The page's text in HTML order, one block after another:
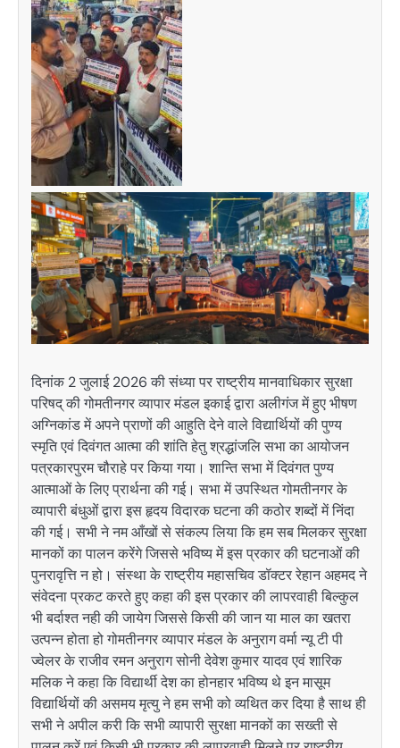
दिनांक 2 जुलाई 2026 की संध्या पर राष्ट्रीय मानवाधिकार सुरक्षा
परिषद् की गोमतीनगर व्यापार मंडल इकाई द्वारा अलीगंज में हुए भीषण
अग्निकांड में अपने प्राणों की आहुति देने वाले विद्यार्थियों की पुण्य
स्मृति एवं दिवंगत आत्मा की शांति हेतु श्रद्धांजलि सभा का आयोजन
पत्रकारपुरम चौराहे पर किया गया। शान्ति सभा में दिवंगत पुण्य
आत्माओं के लिए प्रार्थना की गई। सभा में उपस्थित गोमतीनगर के
व्यापारी बंधुओं द्वारा इस हृदय विदारक घटना की कठोर शब्दों में निंदा
की गई। सभी ने नम आँखों से संकल्प लिया कि हम सब मिलकर सुरक्षा
मानकों का पालन करेंगे जिससे भविष्य में इस प्रकार की घटनाओं की
पुनरावृत्ति न हो। संस्था के राष्ट्रीय महासचिव डॉक्टर रेहान अहमद ने
संवेदना प्रकट करते हुए कहा की इस प्रकार की लापरवाही बिल्कुल
भी बर्दाश्त नही की जायेग जिससे किसी की जान या माल का खतरा
उत्पन्न होता हो गोमतीनगर व्यापार मंडल के अनुराग वर्मा न्यू टी पी
ज्वेलर के राजीव रमन अनुराग सोनी देवेश कुमार यादव एवं शारिक
मलिक ने कहा कि विद्यार्थी देश का होनहार भविष्य थे इन मासूम
विद्यार्थियों की असमय मृत्यु ने हम सभी को व्यथित कर दिया है साथ ही
सभी ने अपील करी कि सभी व्यापारी सुरक्षा मानकों का सख्ती से